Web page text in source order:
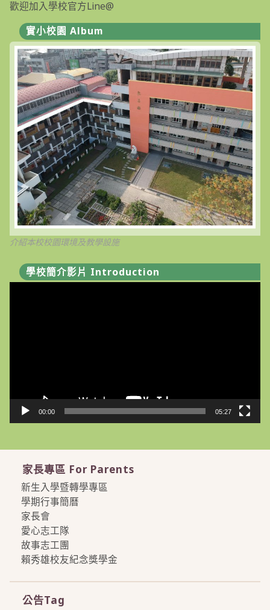
歡迎加入學校官方Line@
實小校園 Album
介紹本校校園環境及教學設施
學校簡介影片 Introduction
00:00 05:27
家長專區 For Parents
新生入學暨轉學專區
學期行事簡曆
家長會
愛心志工隊
故事志工團
賴秀雄校友紀念獎學金
公告Tag